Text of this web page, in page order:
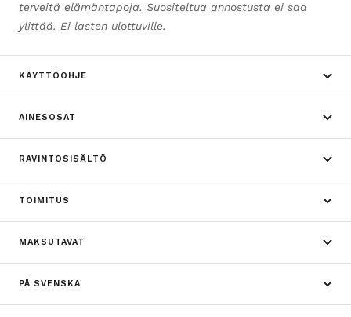
terveitä elämäntapoja. Suositeltua annostusta ei saa
ylittää. Ei lasten ulottuville.
KÄYTTÖOHJE
AINESOSAT
RAVINTOSISÄLTÖ
TOIMITUS
MAKSUTAVAT
PÅ SVENSKA